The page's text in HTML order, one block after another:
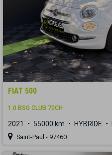
FIAT 500
1.0 BSG CLUB 70CH
2021 55000 km HYBRIDE
Saint-Paul - 97460